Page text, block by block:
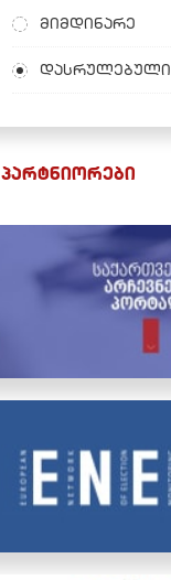
მიმდინარე
დასრულებული
პარტნიორები